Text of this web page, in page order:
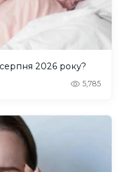
серпня 2026 року?
5,785